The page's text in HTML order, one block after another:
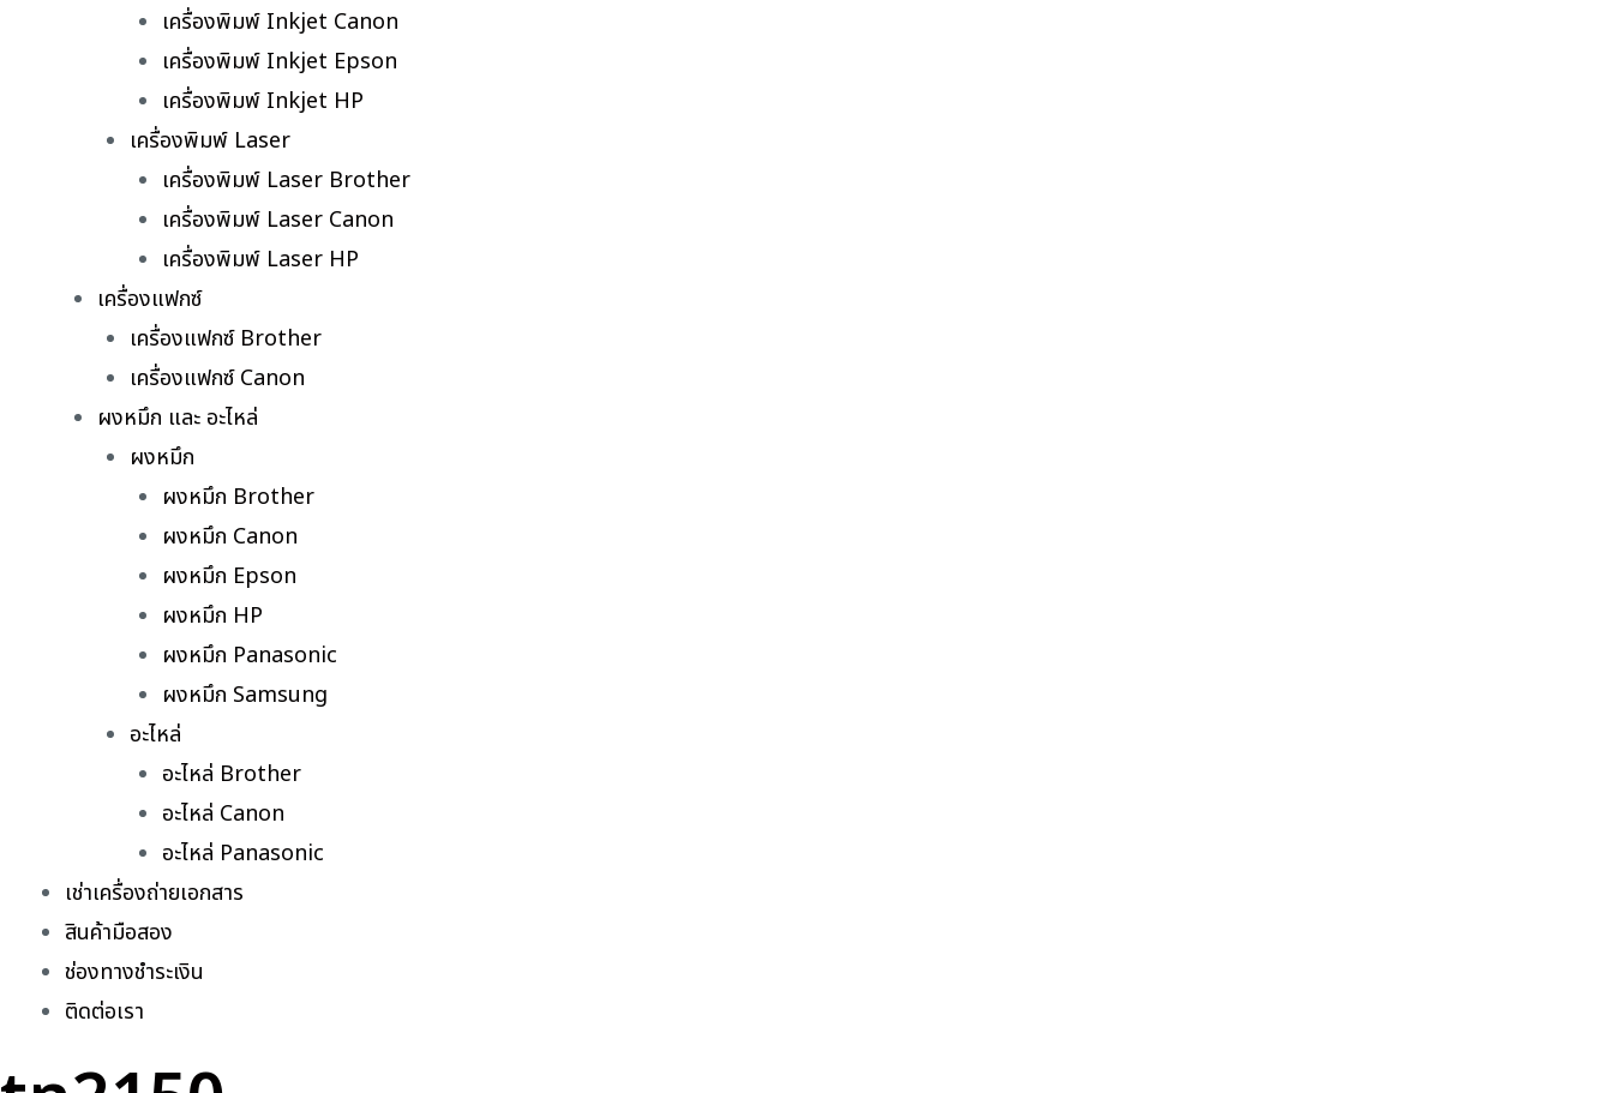
เครื่องพิมพ์ Inkjet Canon
เครื่องพิมพ์ Inkjet Epson
เครื่องพิมพ์ Inkjet HP
เครื่องพิมพ์ Laser
เครื่องพิมพ์ Laser Brother
เครื่องพิมพ์ Laser Canon
เครื่องพิมพ์ Laser HP
เครื่องแฟกซ์
เครื่องแฟกซ์ Brother
เครื่องแฟกซ์ Canon
ผงหมึก และ อะไหล่
ผงหมึก
ผงหมึก Brother
ผงหมึก Canon
ผงหมึก Epson
ผงหมึก HP
ผงหมึก Panasonic
ผงหมึก Samsung
อะไหล่
อะไหล่ Brother
อะไหล่ Canon
อะไหล่ Panasonic
เช่าเครื่องถ่ายเอกสาร
สินค้ามือสอง
ช่องทางชำระเงิน
ติดต่อเรา